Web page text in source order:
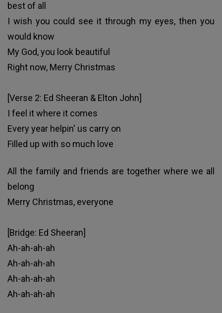
best of all
I wish you could see it through my eyes, then you
would know
My God, you look beautiful
Right now, Merry Christmas
[Verse 2: Ed Sheeran & Elton John]
I feel it where it comes
Every year helpin' us carry on
Filled up with so much love
All the family and friends are together where we all
belong
Merry Christmas, everyone
[Bridge: Ed Sheeran]
Ah-ah-ah-ah
Ah-ah-ah-ah
Ah-ah-ah-ah
Ah-ah-ah-ah